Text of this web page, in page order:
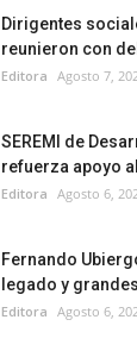
Dirigentes
reunieron con
Editora Agosto 7,
SEREMI de
refuerza apoyo
Editora Agosto 6,
Fernando
legado y
Editora Agosto 6,